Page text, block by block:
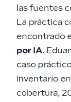
las fuentes
La práctica
encontrado
por IA.
caso
inventario
cobertura,